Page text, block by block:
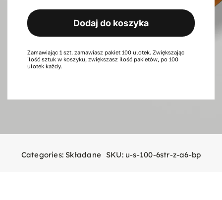
w
"z",
6
stron,
A6
Dodaj do koszyka
Zamawiając 1 szt. zamawiasz pakiet 100 ulotek. Zwiększając
ilość sztuk w koszyku, zwiększasz ilość pakietów, po 100
ulotek każdy.
Categories: Składane SKU: u-s-100-6str-z-a6-bp